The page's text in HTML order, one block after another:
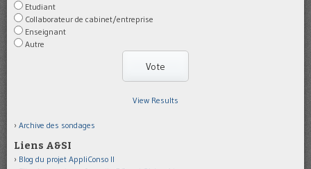
Etudiant
Collaborateur de cabinet/entreprise
Enseignant
Autre
View Results
Archive des sondages
Liens A&SI
Blog du projet AppliConso II